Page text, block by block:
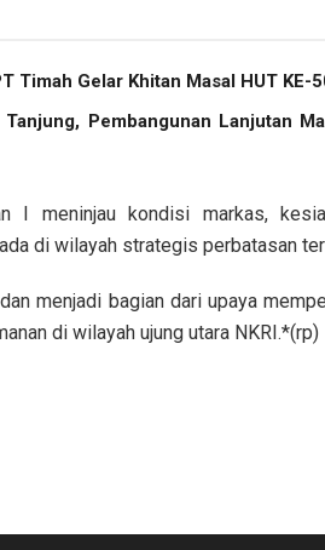
Timah Gelar Khitan Masal HUT KE-
Pembangunan Lanjutan
I meninjau kondisi markas,
di wilayah strategis perbatasan
menjadi bagian dari upaya
di wilayah ujung utara NKRI.*(rp)